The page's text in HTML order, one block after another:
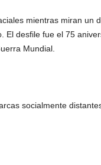
mientras miran un
El desfile fue el 75
Mundial.
socialmente